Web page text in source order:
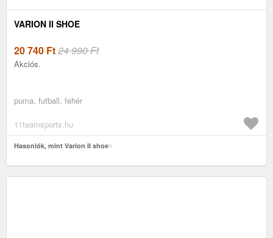
VARION II SHOE
20 740 Ft24 990 Ft
Akciós.
puma, futball, fehér
11teamsports.hu
Hasonlók, mint Varion II shoe